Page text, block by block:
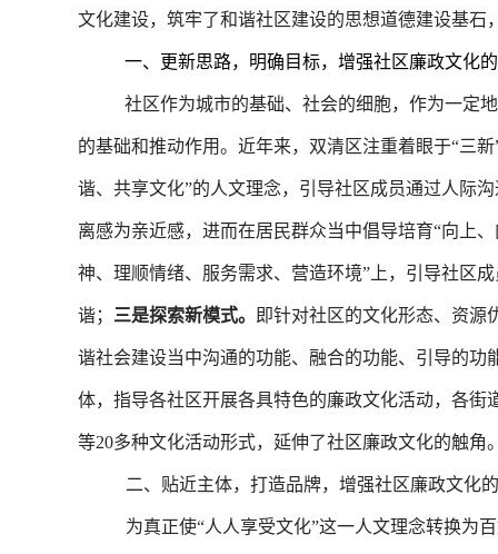
文化建设，筑牢了和谐社区建设的思想道德建设基石
一、更新思路，明确目标，增强社区廉政文化
社区作为城市的基础、社会的细胞，作为一定
的基础和推动作用。近年来，双清区注重着眼于“三
谐、共享文化”的人文理念，引导社区成员通过人际
离感为亲近感，进而在居民群众当中倡导培育“向上
神、理顺情绪、服务需求、营造环境”上，引导社区
谐； 三是探索新模式。 即针对社区的文化形态、资源
谐社会建设当中沟通的功能、融合的功能、引导的
体，指导各社区开展各具特色的廉政文化活动，各
等20多种文化活动形式，延伸了社区廉政文化的触角
二、贴近主体，打造品牌，增强社区廉政文化
为真正使“人人享受文化”这一人文理念转换为